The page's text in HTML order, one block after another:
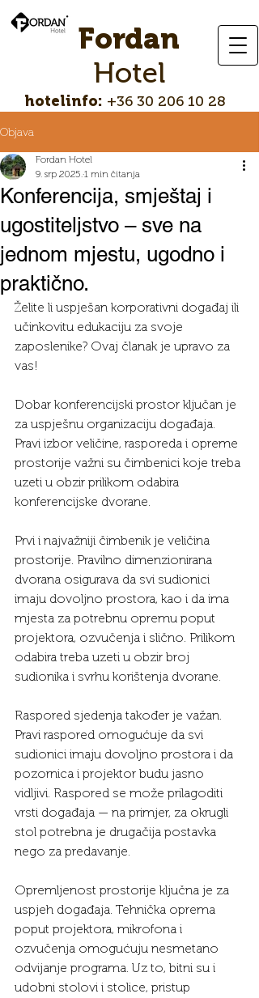
Fordan
Hotel
hotelinfo: +36 30 206 10 28
Objava
Konferencija, smještaj i
ugostiteljstvo – sve na
jednom mjestu, ugodno i
praktično.
Fordan Hotel
9. srp 2025.1 min čitanja
Želite li uspješan korporativni događaj ili
učinkovitu edukaciju za svoje
zaposlenike? Ovaj članak je upravo za
vas!
Dobar konferencijski prostor ključan je
za uspješnu organizaciju događaja.
Pravi izbor veličine, rasporeda i opreme
prostorije važni su čimbenici koje treba
uzeti u obzir prilikom odabira
konferencijske dvorane.
Prvi i najvažniji čimbenik je veličina
prostorije. Pravilno dimenzionirana
dvorana osigurava da svi sudionici
imaju dovoljno prostora, kao i da ima
mjesta za potrebnu opremu poput
projektora, ozvučenja i slično. Prilikom
odabira treba uzeti u obzir broj
sudionika i svrhu korištenja dvorane.
Raspored sjedenja također je važan.
Pravi raspored omogućuje da svi
sudionici imaju dovoljno prostora i da
pozornica i projektor budu jasno
vidljivi. Raspored se može prilagoditi
vrsti događaja — na primjer, za okrugli
stol potrebna je drugačija postavka
nego za predavanje.
Opremljenost prostorije ključna je za
uspjeh događaja. Tehnička oprema
poput projektora, mikrofona i
ozvučenja omogućuju nesmetano
odvijanje programa. Uz to, bitni su i
udobni stolovi i stolice, pristup